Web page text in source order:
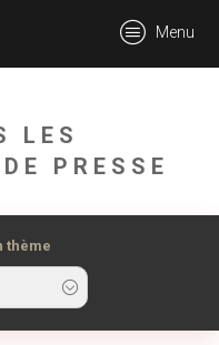
Menu
LES
PRESSE
thème